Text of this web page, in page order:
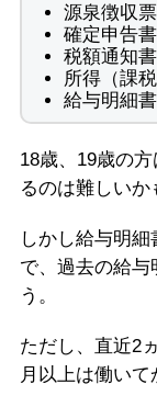
源泉徴収票
確定申告書
税額通知書
所得（課
給与明細
18歳、19歳の
るのは難しいか
しかし給与明
で、過去の給与
う。
ただし、直近2
月以上は働いて